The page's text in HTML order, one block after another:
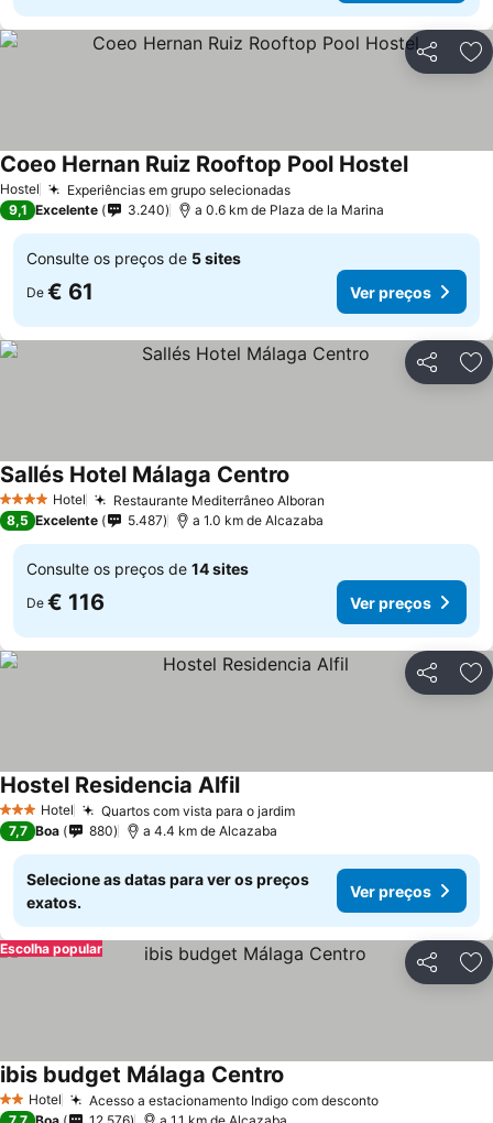
Partilhar
Hostel Experiências em grupo selecionadas
Coeo Hernan Ruiz Rooftop Pool Hostel
9,1 Excelente 3.240 a 0.6 km de Plaza de la Marina
Consulte os preços de 5 sites
De € 61 Ver preços
Partilhar
4 EstrelasHotel Restaurante Mediterrâneo Alboran
Sallés Hotel Málaga Centro
8,5 Excelente 5.487 a 1.0 km de Alcazaba
Consulte os preços de 14 sites
De € 116 Ver preços
Partilhar
3 EstrelasHotel Quartos com vista para o jardim
Hostel Residencia Alfil
7,7 Boa 880 a 4.4 km de Alcazaba
Selecione as datas para ver os preços
exatos.
Ver preços
Partilhar
Escolha popular
2 Estrelas
Hotel Acesso a estacionamento Indigo com desconto
ibis budget Málaga Centro